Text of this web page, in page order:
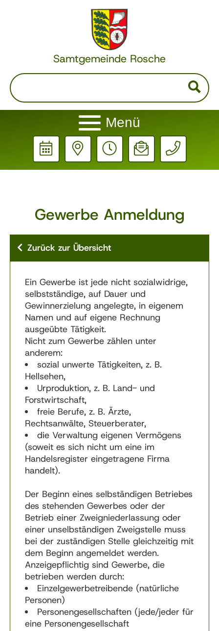
Samtgemeinde Rosche
Menü
Gewerbe Anmeldung
Zurück zur Übersicht
Ein Gewerbe ist jede nicht sozialwidrige,
selbstständige, auf Dauer und
Gewinnerzielung angelegte, in eigenem
Namen und auf eigene Rechnung
ausgeübte Tätigkeit.
Nicht zum Gewerbe zählen unter
anderem:
sozial unwerte Tätigkeiten, z. B.
Hellsehen,
Urproduktion, z. B. Land- und
Forstwirtschaft,
freie Berufe, z. B. Ärzte,
Rechtsanwälte, Steuerberater,
die Verwaltung eigenen Vermögens
(soweit es sich nicht um eine im
Handelsregister eingetragene Firma
handelt).
Der Beginn eines selbständigen Betriebes
des stehenden Gewerbes oder der
Betrieb einer Zweigniederlassung oder
einer unselbständigen Zweigstelle muss
bei der zuständigen Stelle gleichzeitig mit
dem Beginn angemeldet werden.
Anzeigepflichtig sind Gewerbe, die
betrieben werden durch:
Einzelgewerbetreibende (natürliche
Personen)
Personengesellschaften (jede/jeder für
eine Personengesellschaft